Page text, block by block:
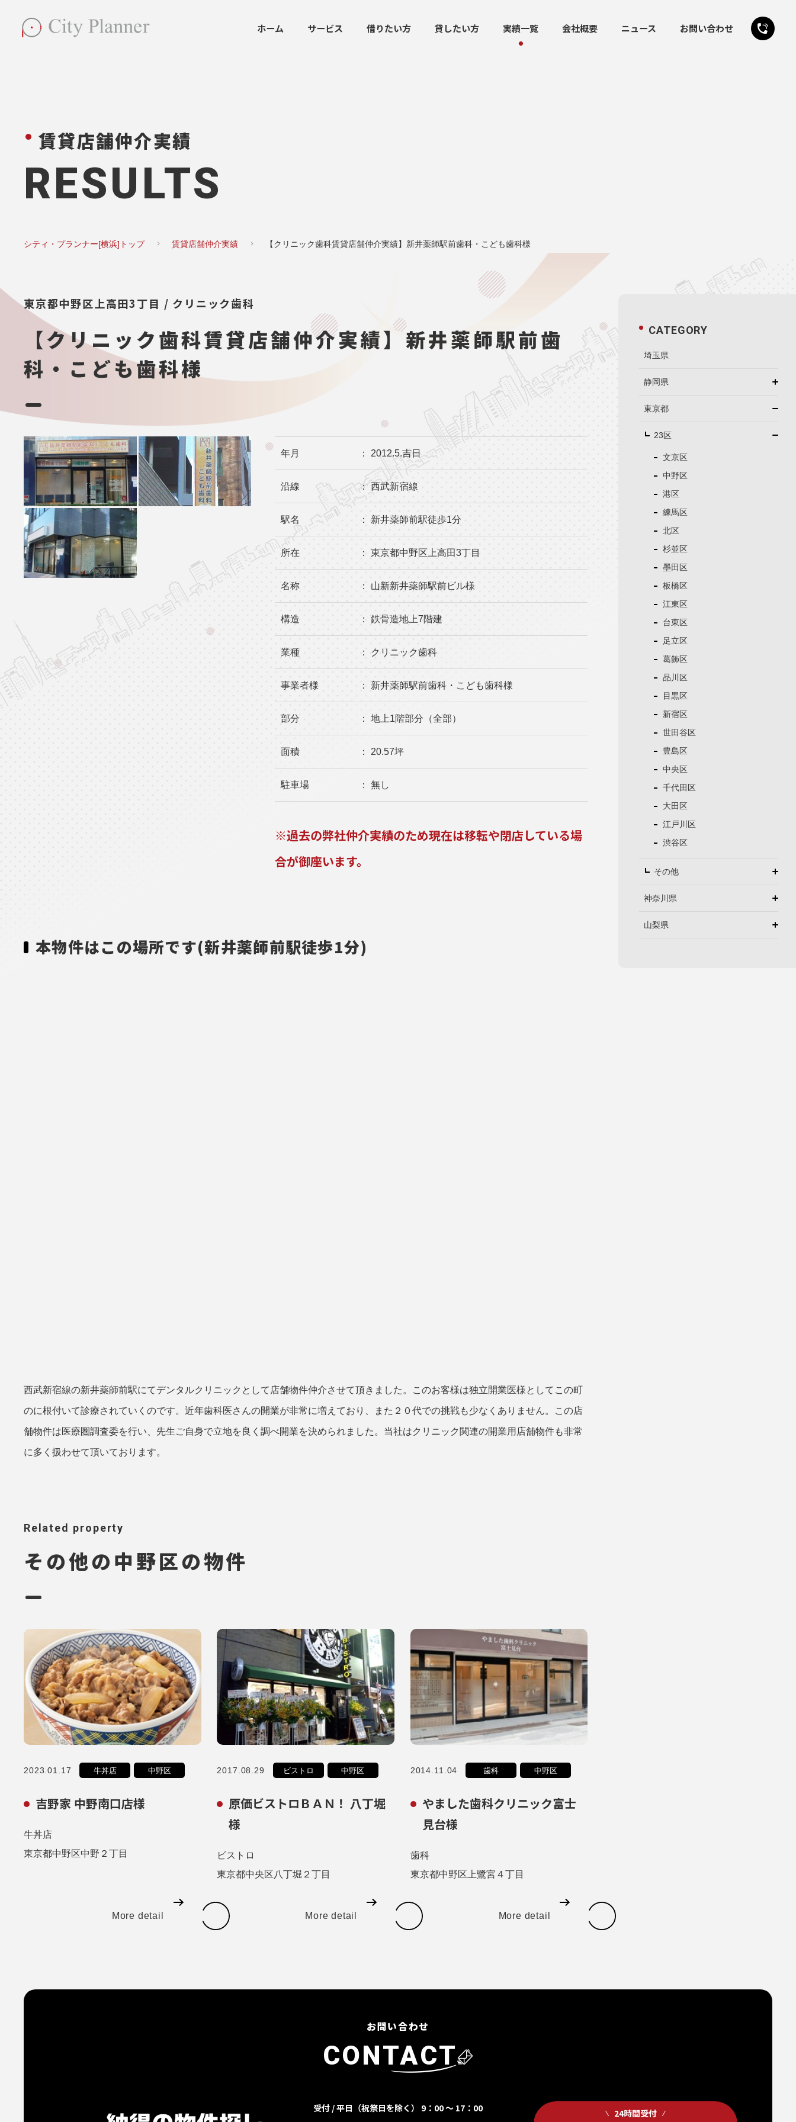
ホーム サービス 借りたい方 貸したい方 実績一覧 会社概要 ニュース お問い合わせ
賃貸店舗仲介実績
RESULTS
シティ・プランナー[横浜]トップ 賃貸店舗仲介実績 【クリニック歯科賃貸店舗仲介実績】新井薬師駅前歯科・こども歯科様
東京都中野区上高田3丁目 / クリニック歯科
【クリニック歯科賃貸店舗仲介実績】新井薬師駅前歯
科・こども歯科様
年月 ： 2012.5.吉日
沿線 ： 西武新宿線
駅名 ： 新井薬師前駅徒歩1分
所在 ： 東京都中野区上高田3丁目
名称 ： 山新新井薬師駅前ビル様
構造 ： 鉄骨造地上7階建
業種 ： クリニック歯科
事業者様 ： 新井薬師駅前歯科・こども歯科様
部分 ： 地上1階部分（全部）
面積 ： 20.57坪
駐車場 ： 無し
※過去の弊社仲介実績のため現在は移転や閉店している場
合が御座います。
本物件はこの場所です(新井薬師前駅徒歩1分)
西武新宿線の新井薬師前駅にてデンタルクリニックとして店舗物件仲介させて頂きました。このお客様は独立開業医様としてこの町
のに根付いて診療されていくのです。近年歯科医さんの開業が非常に増えており、また２０代での挑戦も少なくありません。この店
舗物件は医療圏調査委を行い、先生ご自身で立地を良く調べ開業を決められました。当社はクリニック関連の開業用店舗物件も非常
に多く扱わせて頂いております。
Related property
その他の中野区の物件
2023.01.17 牛丼店 中野区
吉野家 中野南口店様
牛丼店
東京都中野区中野２丁目
More detail
2017.08.29 ビストロ 中野区
原価ビストロＢＡＮ！ 八丁堀
様
ビストロ
東京都中央区八丁堀２丁目
More detail
2014.11.04 歯科 中野区
やました歯科クリニック富士
見台様
歯科
東京都中野区上鷺宮４丁目
More detail
CATEGORY
埼玉県
静岡県
東京都
23区
文京区
中野区
港区
練馬区
北区
杉並区
墨田区
板橋区
江東区
台東区
足立区
葛飾区
品川区
目黒区
新宿区
世田谷区
豊島区
中央区
千代田区
大田区
江戸川区
渋谷区
その他
神奈川県
山梨県
お問い合わせ
CONTACT
受付 / 平日（祝祭日を除く） 9：00 ～ 17：00 24時間受付